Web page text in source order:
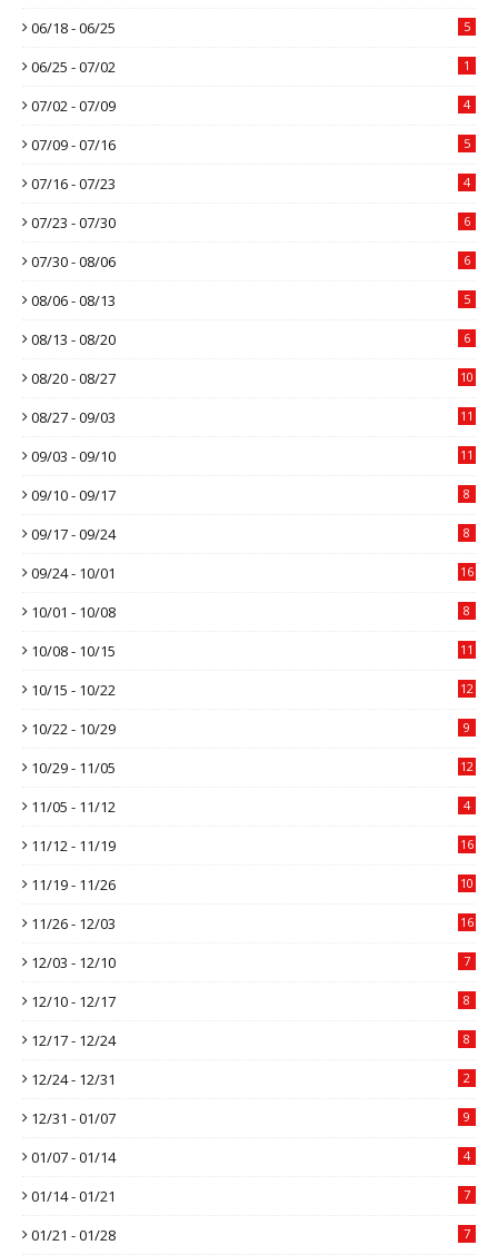
06/18 - 06/25 5
06/25 - 07/02 1
07/02 - 07/09 4
07/09 - 07/16 5
07/16 - 07/23 4
07/23 - 07/30 6
07/30 - 08/06 6
08/06 - 08/13 5
08/13 - 08/20 6
08/20 - 08/27 10
08/27 - 09/03 11
09/03 - 09/10 11
09/10 - 09/17 8
09/17 - 09/24 8
09/24 - 10/01 16
10/01 - 10/08 8
10/08 - 10/15 11
10/15 - 10/22 12
10/22 - 10/29 9
10/29 - 11/05 12
11/05 - 11/12 4
11/12 - 11/19 16
11/19 - 11/26 10
11/26 - 12/03 16
12/03 - 12/10 7
12/10 - 12/17 8
12/17 - 12/24 8
12/24 - 12/31 2
12/31 - 01/07 9
01/07 - 01/14 4
01/14 - 01/21 7
01/21 - 01/28 7